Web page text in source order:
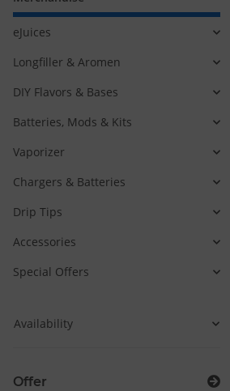
eJuices
Longfiller & Aromen
DIY Flavors & Bases
Batteries, Mods & Kits
Vaporizer
Chargers & Batteries
Drip Tips
Accessories
Special Offers
Availability
Offer